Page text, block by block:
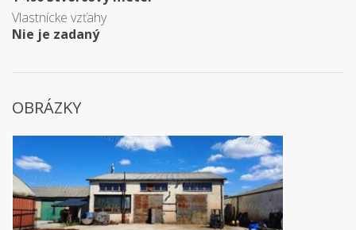
Vlastnícke vzťahy
Nie je zadaný
OBRÁZKY